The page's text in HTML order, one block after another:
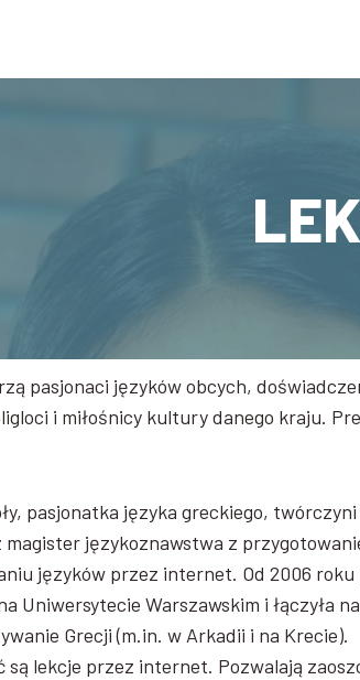
pasjonaci języków obcych,
i miłośnicy kultury danego kraju.
pasjonatka języka greckiego,
językoznawstwa z
języków przez internet. Od 2006 roku
Uniwersytecie Warszawskim i łączyła
Grecji (m.in. w Arkadii i na Krecie).
są lekcje przez internet. Pozwalają